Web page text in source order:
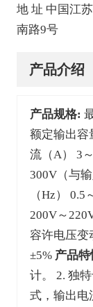
地 址 中国江
南路9号
产品介绍
产品规格:
额定输出容
流（A） 3
300V（与
（Hz）
200V～
容许电压变
±5% 产品特
计。 2. 独
式，输出电